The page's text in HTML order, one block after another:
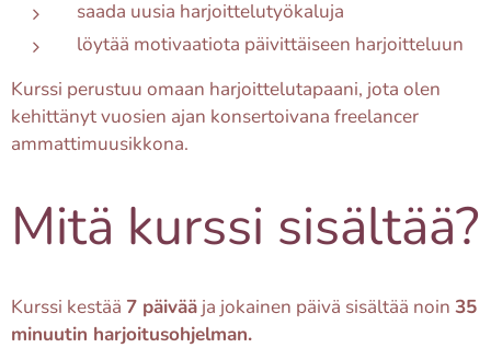
saada uusia harjoittelutyökaluja
löytää motivaatiota päivittäiseen harjoitteluun
Kurssi perustuu omaan harjoittelutapaani, jota olen
kehittänyt vuosien ajan konsertoivana freelancer
ammattimuusikkona.
Mitä kurssi sisältää?
Kurssi kestää 7 päivää ja jokainen päivä sisältää noin 35
minuutin harjoitusohjelman.